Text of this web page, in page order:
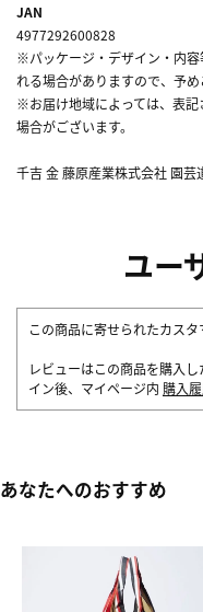
JAN
4977292600828
※パッケージ・デザイン・内
れる場合がありますので、予め
※お届け地域によっては、表記
場合がございます。
千吉 金 藤原産業株式会社 園芸
ユー
この商品に寄せられたカスタ
レビューはこの商品を購入
イン後、マイページ内 購入
あなたへのおすすめ